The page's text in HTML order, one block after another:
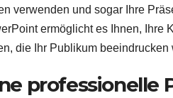
verwenden und sogar Ihre
ermöglicht es Ihnen, Ihre
die Ihr Publikum beeindrucken
professionelle